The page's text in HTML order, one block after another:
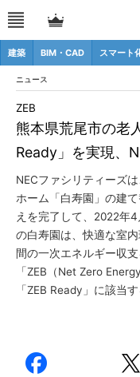
建築 BIM・CAD スマート
ニュース
熊本県荒尾市の老
Ready」を実現、
ZEB
NECファシリティーズ
ホーム「白寿園」の建
えを完了して、2022年
の白寿園は、快適な室
間の一次エネルギー収
「ZEB（Net Zero
「ZEB Ready」に該当す